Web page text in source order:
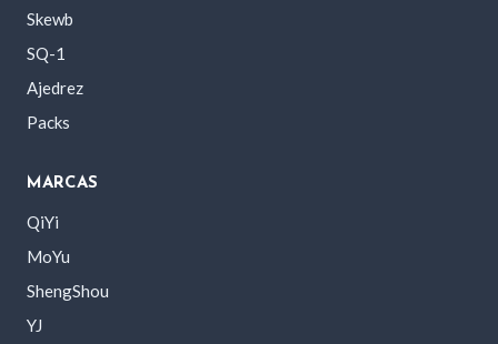
Skewb
SQ-1
Ajedrez
Packs
MARCAS
QiYi
MoYu
ShengShou
YJ